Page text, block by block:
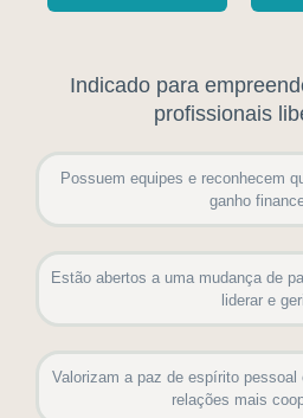
Indicado para
profissionais
Possuem equipes e reconhecem
ganho
Estão abertos a uma mudança de
liderar e
Valorizam a paz de espírito
relações mais